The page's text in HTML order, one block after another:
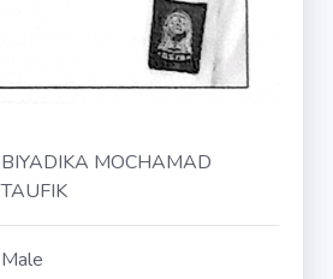
BIYADIKA MOCHAMAD
TAUFIK
Male